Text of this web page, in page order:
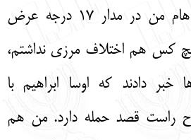
آقا رحیم به جان بچه‌هام من در مدار 17 درجه عرض
کس هم اختلاف مرزی نداشتم،
دادند که اوسا ابراهیم با
راست قصد حمله دارد. من هم